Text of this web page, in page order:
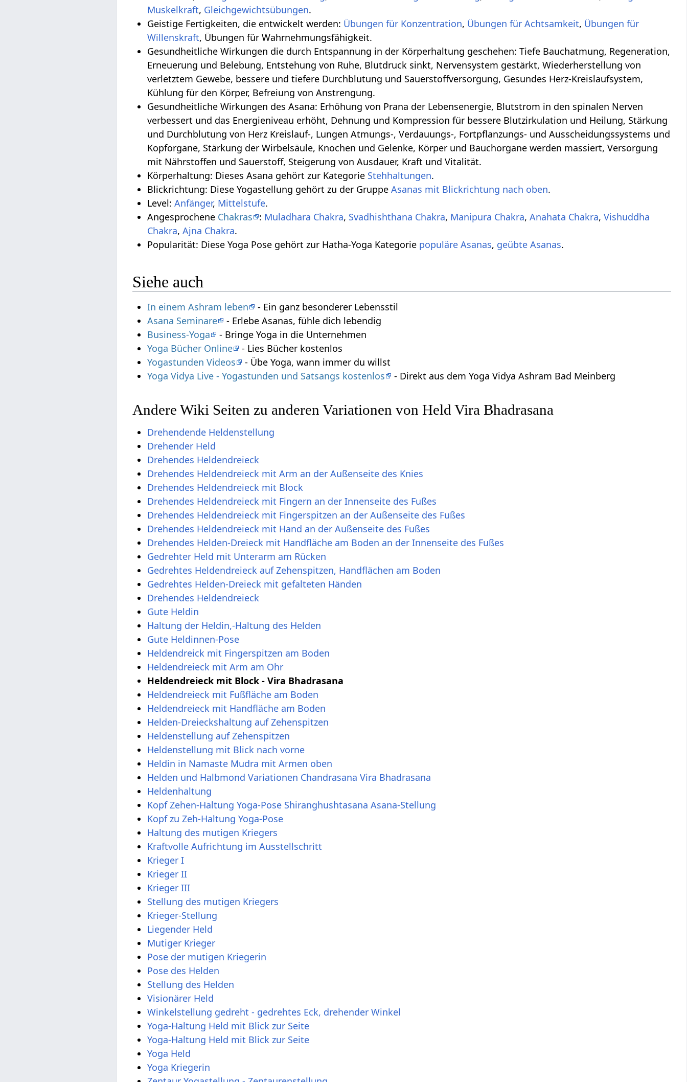
Muskelkraft,
.
Geistige Fertigkeiten, die entwickelt werden: Übungen für Konzentration, Übungen für Achtsamkeit, Übungen für
Willenskraft, Übungen für Wahrnehmungsfähigkeit.
Gesundheitliche Wirkungen die durch Entspannung in der Körperhaltung geschehen‏‎: Tiefe Bauchatmung, Regeneration,
Erneuerung und Belebung, Entstehung von Ruhe, Blutdruck sinkt, Nervensystem gestärkt, Wiederherstellung von
verletztem Gewebe, bessere und tiefere Durchblutung und Sauerstoffversorgung, Gesundes Herz-Kreislaufsystem,
Kühlung für den Körper, Befreiung von Anstrengung.
Gesundheitliche Wirkungen des Asana: Erhöhung von Prana der Lebensenergie, Blutstrom in den spinalen Nerven
verbessert und das Energieniveau erhöht, Dehnung und Kompression für bessere Blutzirkulation und Heilung, Stärkung
und Durchblutung von Herz Kreislauf-, Lungen Atmungs-, Verdauungs-, Fortpflanzungs- und Ausscheidungssystems und
Kopforgane, Stärkung der Wirbelsäule, Knochen und Gelenke, Körper und Bauchorgane werden massiert, Versorgung
mit Nährstoffen und Sauerstoff, Steigerung von Ausdauer, Kraft und Vitalität.
Körperhaltung: Dieses Asana gehört zur Kategorie Stehhaltungen.
Blickrichtung: Diese Yogastellung gehört zu der GruppeAsanas mit Blickrichtung nach oben.
Level:Anfänger, Mittelstufe.
Angesprochene Chakras : Muladhara Chakra, Svadhishthana Chakra, Manipura Chakra,Anahata Chakra,Vishuddha
Chakra,Ajna Chakra.
Popularität: Diese Yoga Pose gehört zur Hatha-Yoga Kategorie populäre Asanas, geübte Asanas.
Siehe auch
In einem Ashram leben
- Ein ganz besonderer Lebensstil
Asana Seminare
- Erlebe Asanas, fühle dich lebendig
Business-Yoga
- Bringe Yoga in die Unternehmen
Yoga Bücher Online
- Lies Bücher kostenlos
Yogastunden Videos
- Übe Yoga, wann immer du willst
Yoga Vidya Live - Yogastunden und Satsangs kostenlos
- Direkt aus dem Yoga Vidya Ashram Bad Meinberg
Andere Wiki Seiten zu anderen Variationen von Held Vira Bhadrasana
Drehendende Heldenstellung
Drehender Held
Drehendes Heldendreieck
Drehendes Heldendreieck mit Arm an der Außenseite des Knies
Drehendes Heldendreieck mit Block
Drehendes Heldendreieck mit Fingern an der Innenseite des Fußes
Drehendes Heldendreieck mit Fingerspitzen an der Außenseite des Fußes
Drehendes Heldendreieck mit Hand an der Außenseite des Fußes
Drehendes Helden-Dreieck mit Handfläche am Boden an der Innenseite des Fußes
Gedrehter Held mit Unterarm am Rücken
Gedrehtes Heldendreieck auf Zehenspitzen, Handflächen am Boden
Gedrehtes Helden-Dreieck mit gefalteten Händen
Drehendes Heldendreieck
Gute Heldin
Haltung der Heldin,-Haltung des Helden
Gute Heldinnen-Pose
Heldendreick mit Fingerspitzen am Boden
Heldendreieck mit Arm am Ohr
Heldendreieck mit Block - Vira Bhadrasana
Heldendreieck mit Fußfläche am Boden
Heldendreieck mit Handfläche am Boden
Helden-Dreieckshaltung auf Zehenspitzen
Heldenstellung auf Zehenspitzen
Heldenstellung mit Blick nach vorne
Heldin in Namaste Mudra mit Armen oben
Helden und Halbmond Variationen Chandrasana Vira Bhadrasana
Heldenhaltung
Kopf Zehen-Haltung Yoga-Pose Shiranghushtasana Asana-Stellung
Kopf zu Zeh-Haltung Yoga-Pose
Haltung des mutigen Kriegers
Kraftvolle Aufrichtung im Ausstellschritt
Krieger I
Krieger II
Krieger III
Stellung des mutigen Kriegers
Krieger-Stellung
Liegender Held
Mutiger Krieger
Pose der mutigen Kriegerin
Pose des Helden
Stellung des Helden
Visionärer Held
Winkelstellung gedreht - gedrehtes Eck, drehender Winkel
Yoga-Haltung Held mit Blick zur Seite
Yoga-Haltung Held mit Blick zur Seite
Yoga Held
Yoga Kriegerin